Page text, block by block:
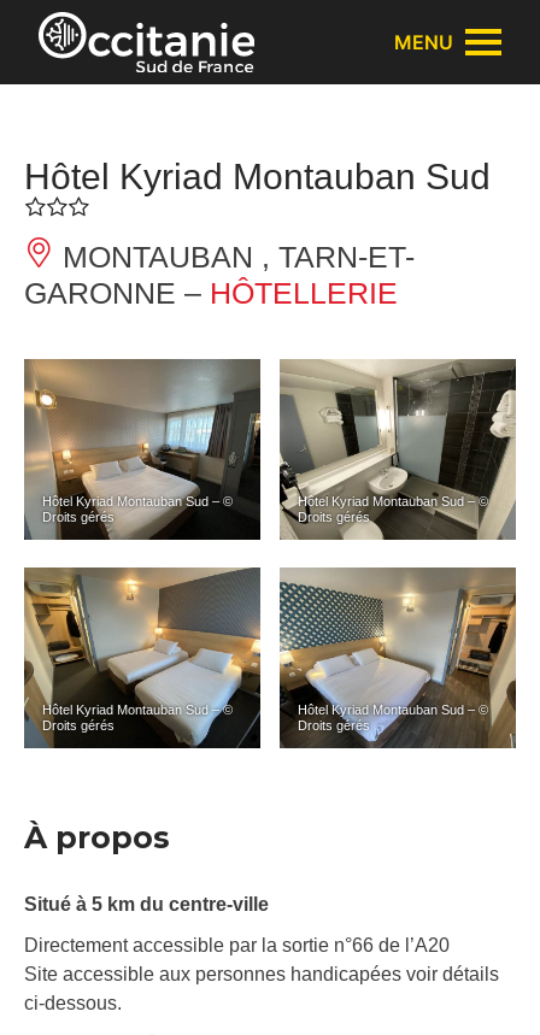
Panneau de gestion des cookies
MENU
Hôtel Kyriad Montauban Sud
MONTAUBAN , TARN-ET-
GARONNE – HÔTELLERIE
Hôtel Kyriad Montauban Sud – ©
Droits gérés
Hôtel Kyriad Montauban Sud – ©
Droits gérés
Hôtel Kyriad Montauban Sud – ©
Droits gérés
Hôtel Kyriad Montauban Sud – ©
Droits gérés
À propos
Situé à 5 km du centre-ville
Directement accessible par la sortie n°66 de l’A20
Site accessible aux personnes handicapées voir détails
ci-dessous.